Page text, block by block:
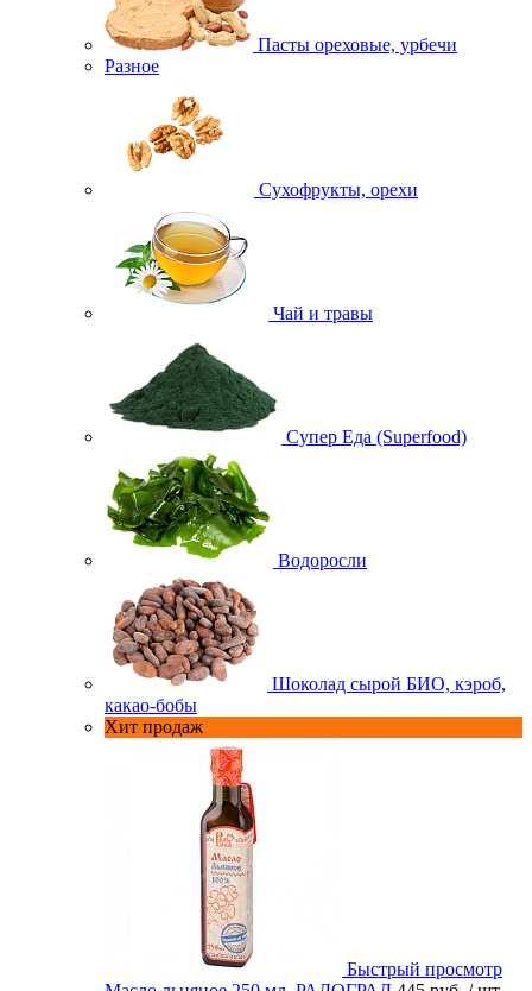
Пасты ореховые, урбечи
Разное
Сухофрукты, орехи
Чай и травы
Супер Еда (Superfood)
Водоросли
Шоколад сырой БИО, кэроб,
какао-бобы
Хит продаж
Быстрый просмотр